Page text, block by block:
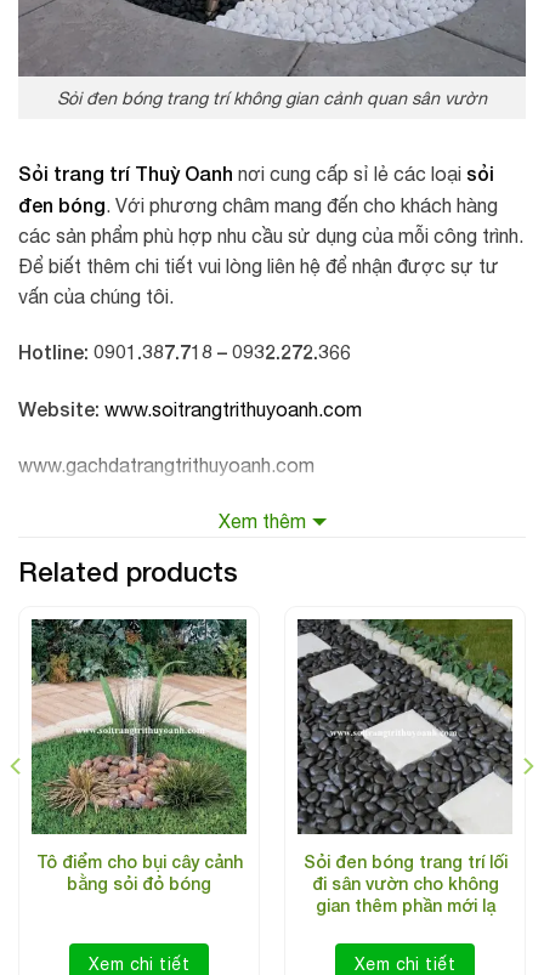
Sỏi đen bóng trang trí không gian cảnh quan sân vườn
Sỏi trang trí Thuỳ Oanh nơi cung cấp sỉ lẻ các loại sỏi
đen bóng . Với phương châm mang đến cho khách hàng
các sản phẩm phù hợp nhu cầu sử dụng của mỗi công trình.
Để biết thêm chi tiết vui lòng liên hệ để nhận được sự tư
vấn của chúng tôi.
Hotline: 0901.387.718 – 0932.272.366
Website: www.soitrangtrithuyoanh.com
www.gachdatrangtrithuyoanh.com
Xem thêm
Related products
Tô điểm cho bụi cây cảnh
bằng sỏi đỏ bóng
Xem chi tiết
Sỏi đen bóng trang trí lối
đi sân vườn cho không
gian thêm phần mới lạ
Xem chi tiết